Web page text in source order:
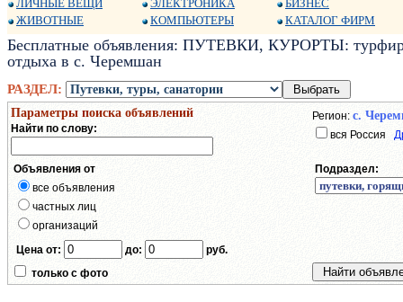
ЛИЧНЫЕ ВЕЩИ
ЖИВОТНЫЕ
ЭЛЕКТРОНИКА
КОМПЬЮТЕРЫ
БИЗНЕС
КАТАЛОГ ФИРМ
Бесплатные объявления: ПУТЕВКИ, КУРОРТЫ:
отдыха в с. Черемшан
РАЗДЕЛ:
Параметры поиска объявлений
Найти по слову:
Регион: с.
вся Россия
Объявления от
все объявления
частных лиц
организаций
Подраздел:
Цена от: до:
руб.
только с фото